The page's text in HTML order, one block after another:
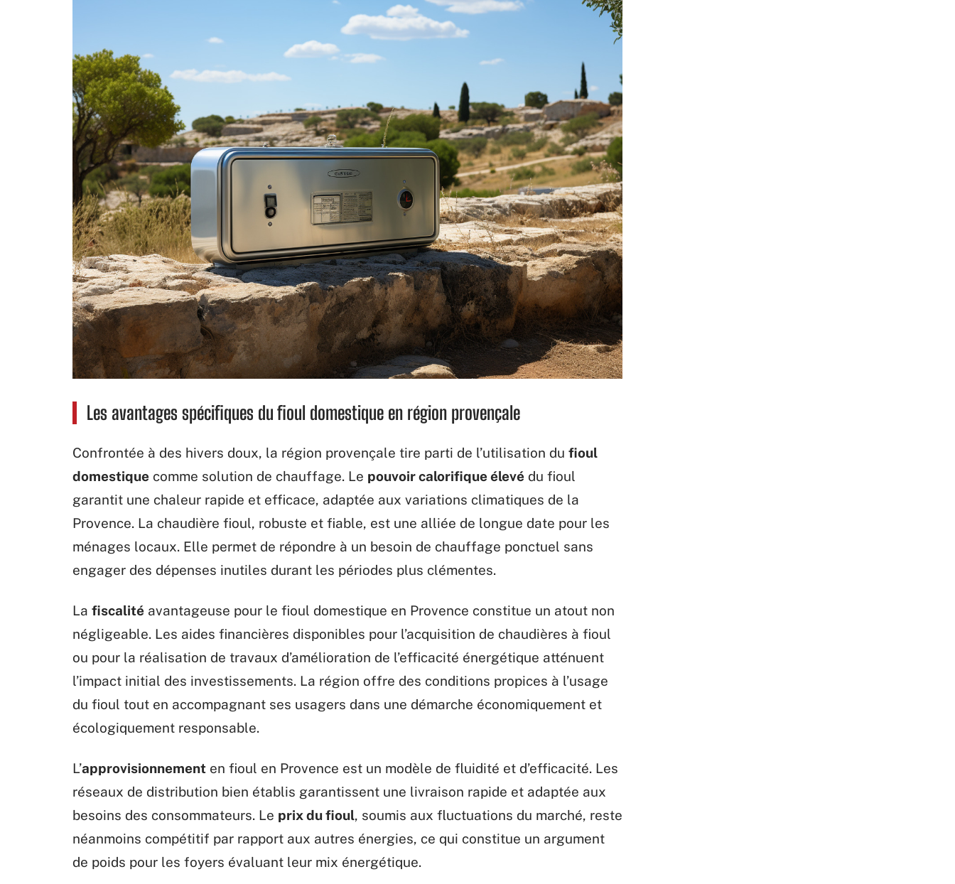
Les avantages spécifiques du fioul domestique en région provençale
Confrontée à des hivers doux, la région provençale tire parti de l’utilisation du fioul
domestique comme solution de chauffage. Le pouvoir calorifique élevé du fioul
garantit une chaleur rapide et efficace, adaptée aux variations climatiques de la
Provence. La chaudière fioul, robuste et fiable, est une alliée de longue date pour les
ménages locaux. Elle permet de répondre à un besoin de chauffage ponctuel sans
engager des dépenses inutiles durant les périodes plus clémentes.
La fiscalité avantageuse pour le fioul domestique en Provence constitue un atout non
négligeable. Les aides financières disponibles pour l’acquisition de chaudières à fioul
ou pour la réalisation de travaux d’amélioration de l’efficacité énergétique atténuent
l’impact initial des investissements. La région offre des conditions propices à l’usage
du fioul tout en accompagnant ses usagers dans une démarche économiquement et
écologiquement responsable.
L’approvisionnement en fioul en Provence est un modèle de fluidité et d’efficacité. Les
réseaux de distribution bien établis garantissent une livraison rapide et adaptée aux
besoins des consommateurs. Le prix du fioul, soumis aux fluctuations du marché, reste
néanmoins compétitif par rapport aux autres énergies, ce qui constitue un argument
de poids pour les foyers évaluant leur mix énergétique.